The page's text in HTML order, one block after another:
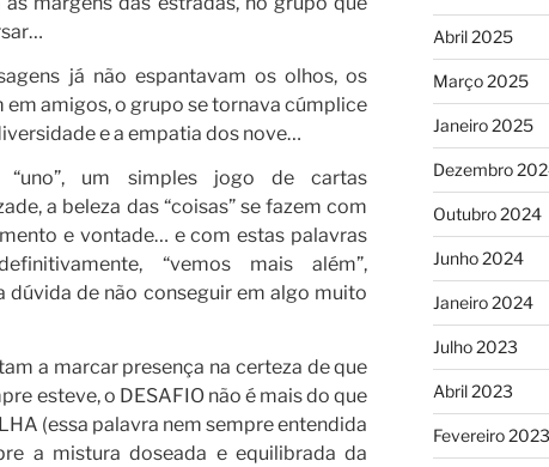
já não espantavam os olhos, os
amigos, o grupo se tornava cúmplice
e a empatia dos nove…
“uno”, um simples jogo de cartas
a beleza das “coisas” se fazem com
e vontade… e com estas palavras
“vemos mais além”,
dúvida de não conseguir em algo muito
a marcar presença na certeza de que
esteve, o DESAFIO não é mais do que
(essa palavra nem sempre entendida
a mistura doseada e equilibrada da
Abril 2025
Março 2025
Janeiro 2025
Dezembro
Outubro 2024
Junho 2024
Janeiro 2024
Julho 2023
Abril 2023
Fevereiro 2023